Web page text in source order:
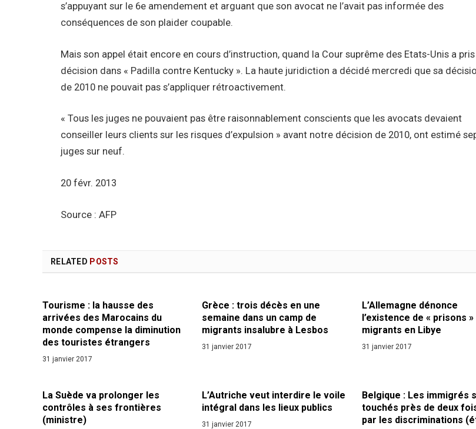
s’appuyant sur le 6e amendement et arguant que son avocat ne l’avait pas informée des
conséquences de son plaider coupable.
Mais son appel était encore en cours d’instruction, quand la Cour suprême des Etats-Unis a
décision dans « Padilla contre Kentucky ». La haute juridiction a décidé mercredi que sa
de 2010 ne pouvait pas s’appliquer rétroactivement.
« Tous les juges ne pouvaient pas être raisonnablement conscients que les avocats devaient
conseiller leurs clients sur les risques d’expulsion » avant notre décision de 2010, ont estimé
juges sur neuf.
20 févr. 2013
Source : AFP
RELATED POSTS
Tourisme : la hausse des
arrivées des Marocains du
monde compense la diminution
des touristes étrangers
31 janvier 2017
Grèce : trois décès en une
semaine dans un camp de
migrants insalubre à Lesbos
31 janvier 2017
L’Allemagne dénonce
l’existence de « prisons
migrants en Libye
31 janvier 2017
La Suède va prolonger les
contrôles à ses frontières
(ministre)
L’Autriche veut interdire le voile
intégral dans les lieux publics
31 janvier 2017
Belgique : Les immigrés
touchés près de deux
par les discriminations